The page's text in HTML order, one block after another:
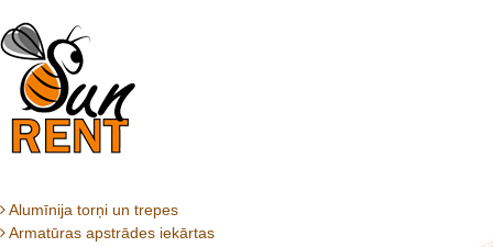
Alumīnija torņi un trepes
Armatūras apstrādes iekārtas